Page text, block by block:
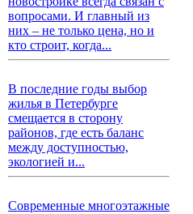
вопросами. И главный из
них – не только цена, но и
кто строит, когда...
В последние годы выбор
жилья в Петербурге
смещается в сторону
районов, где есть баланс
между доступностью,
экологией и...
Современные многоэтажные